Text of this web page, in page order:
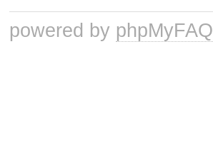
powered by phpMyFAQ